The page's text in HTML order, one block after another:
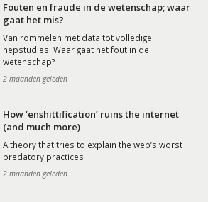
Fouten en fraude in de wetenschap; waar
gaat het mis?
Van rommelen met data tot volledige
nepstudies: Waar gaat het fout in de
wetenschap?
2 maanden geleden
How ‘enshittification’ ruins the internet
(and much more)
A theory that tries to explain the web’s worst
predatory practices
2 maanden geleden